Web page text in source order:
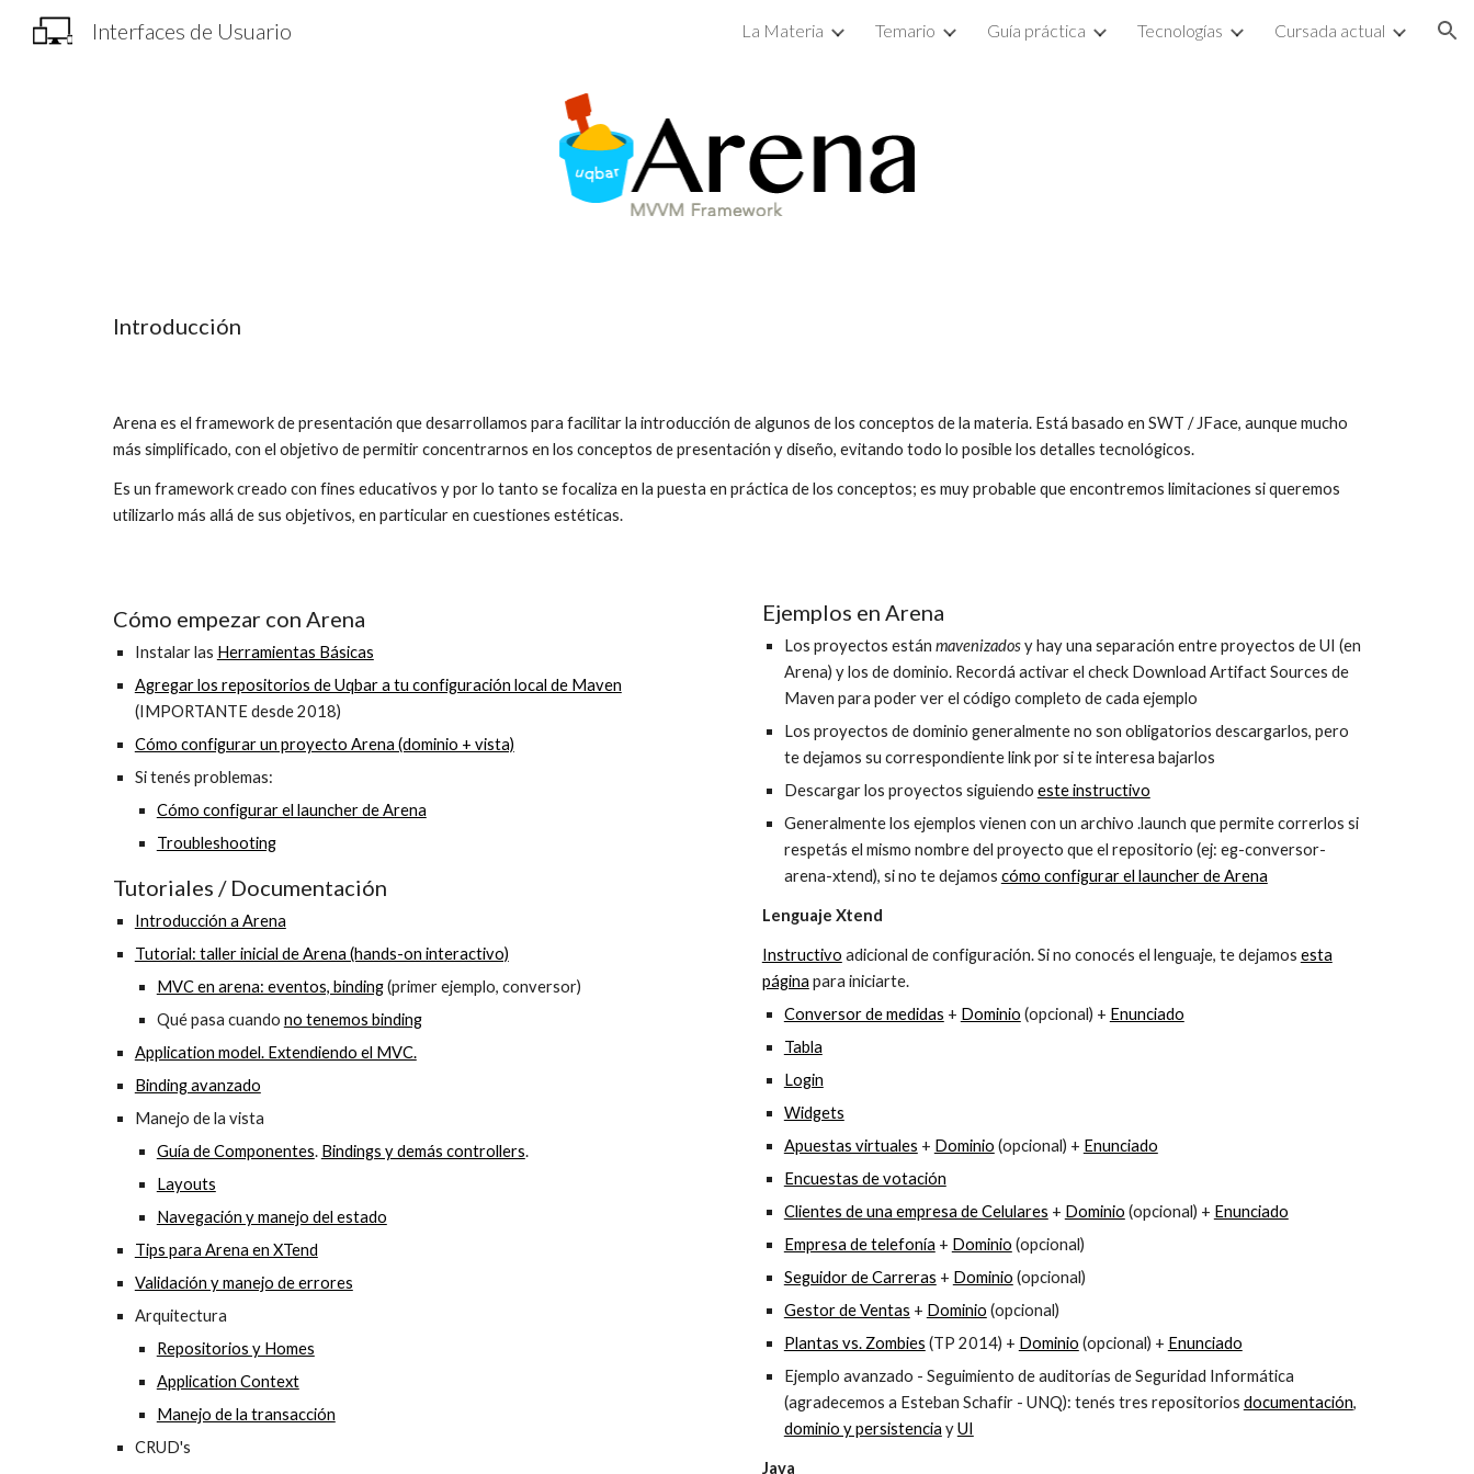
Skip to navigation
Interfaces de Usuario La Materia Temario Guía práctica Tecnologías Cursada actual
Introducción
Arena es el framework de presentación que desarrollamos para facilitar la introducción de algunos de los conceptos de la materia. Está basado en SWT / JFace, aunque mucho
más simplificado, con el objetivo de permitir concentrarnos en los conceptos de presentación y diseño, evitando todo lo posible los detalles tecnológicos.
Es un framework creado con fines educativos y por lo tanto se focaliza en la puesta en práctica de los conceptos; es muy probable que encontremos limitaciones si queremos
utilizarlo más allá de sus objetivos, en particular en cuestiones estéticas.
Cómo empezar con Arena
Instalar las Herramientas Básicas
Agregar los repositorios de Uqbar a tu configuración local de Maven
(IMPORTANTE desde 2018)
Cómo configurar un proyecto Arena (dominio + vista)
Si tenés problemas:
Cómo configurar el launcher de Arena
Troubleshooting
Tutoriales / Documentación
Introducción a Arena
Tutorial: taller inicial de Arena (hands-on interactivo)
MVC en arena: eventos, binding(primer ejemplo, conversor)
Qué pasa cuando no tenemos binding
Application model. Extendiendo el MVC.
Binding avanzado
Manejo de la vista
Guía de Componentes. Bindings y demás controllers.
Layouts
Navegación y manejo del estado
Tips para Arena en XTend
Validación y manejo de errores
Arquitectura
Repositorios y Homes
Application Context
Manejo de la transacción
CRUD's
Ejemplos en Arena
Los proyectos están mavenizadosy hay una separación entre proyectos de UI (en
Arena) y los de dominio. Recordá activar el check Download Artifact Sources de
Maven para poder ver el código completo de cada ejemplo
Los proyectos de dominio generalmente no son obligatorios descargarlos, pero
te dejamos su correspondiente link por si te interesa bajarlos
Descargar los proyectos siguiendo este instructivo
Generalmente los ejemplos vienen con un archivo .launch que permite correrlos si
respetás el mismo nombre del proyecto que el repositorio (ej: eg-conversor-
arena-xtend), si no te dejamos cómo configurar el launcher de Arena
Lenguaje Xtend
Instructivo adicional de configuración. Si no conocés el lenguaje, te dejamos esta
página para iniciarte.
Conversor de medidas + Dominio (opcional) + Enunciado
Tabla
Login
Widgets
Apuestas virtuales + Dominio (opcional) + Enunciado
Encuestas de votación
Clientes de una empresa de Celulares + Dominio (opcional) + Enunciado
Empresa de telefonía + Dominio (opcional)
Seguidor de Carreras + Dominio (opcional)
Gestor de Ventas + Dominio (opcional)
Plantas vs. Zombies (TP 2014) + Dominio (opcional) + Enunciado
Ejemplo avanzado - Seguimiento de auditorías de Seguridad Informática
(agradecemos a Esteban Schafir - UNQ): tenés tres repositorios documentación,
dominio y persistencia yUI
Java